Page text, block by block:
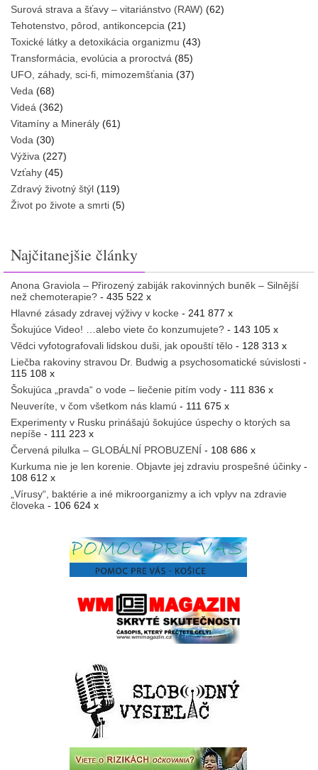
Surová strava a šťavy – vitariánstvo (RAW) (62)
Tehotenstvo, pôrod, antikoncepcia (21)
Toxické látky a detoxikácia organizmu (43)
Transformácia, evolúcia a proroctvá (85)
UFO, záhady, sci-fi, mimozemšťania (37)
Veda (68)
Videá (362)
Vitamíny a Minerály (61)
Voda (30)
Výživa (227)
Vzťahy (45)
Zdravý životný štýl (119)
Život po živote a smrti (5)
Najčitanejšie články
Anona Graviola – Přirozený zabiják rakovinných buněk – Silnější
než chemoterapie? - 435 522 x
Hlavné zásady zdravej výživy v kocke - 241 877 x
Šokujúce Video! …alebo viete čo konzumujete? - 143 105 x
Vědci vyfotografovali lidskou duši, jak opouští tělo - 128 313 x
Liečba rakoviny stravou Dr. Budwig a psychosomatické súvislosti -
115 108 x
Šokujúca „pravda“ o vode – liečenie pitím vody - 111 836 x
Neuveríte, v čom všetkom nás klamú - 111 675 x
Experimenty v Rusku prinášajú šokujúce úspechy o ktorých sa
nepíše - 111 223 x
Červená pilulka – GLOBÁLNÍ PROBUZENÍ - 108 686 x
Kurkuma nie je len korenie. Objavte jej zdraviu prospešné účinky -
108 612 x
„Vírusy“, baktérie a iné mikroorganizmy a ich vplyv na zdravie
človeka - 106 624 x